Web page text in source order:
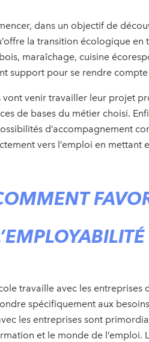
dans un objectif de
la transition écologique en
maraîchage, cuisine
support pour se rendre
vont venir travailler leur projet
de bases du métier choisi.
d’accompagnement
vers l’emploi en mettant
travaille avec les entreprises
spécifiquement aux
les entreprises sont
et le monde de l’emploi.